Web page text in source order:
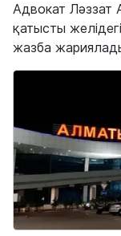
Адвокат Ләззат
қатысты
жазба